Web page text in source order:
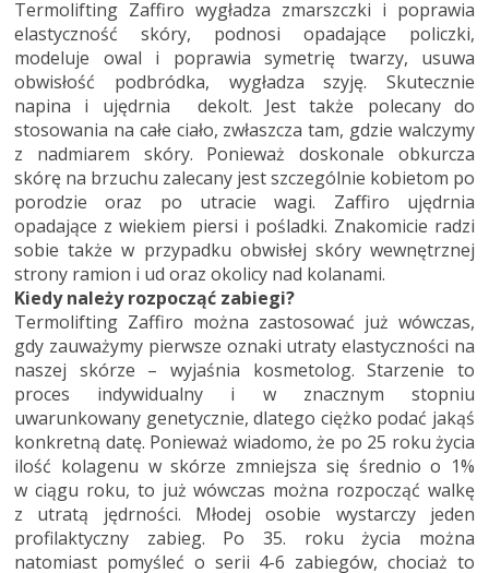
Termolifting Zaffiro wygładza zmarszczki i poprawia
elastyczność skóry, podnosi opadające policzki,
modeluje owal i poprawia symetrię twarzy, usuwa
obwisłość podbródka, wygładza szyję. Skutecznie
napina i ujędrnia dekolt. Jest także polecany do
stosowania na całe ciało, zwłaszcza tam, gdzie walczymy
z nadmiarem skóry. Ponieważ doskonale obkurcza
skórę na brzuchu zalecany jest szczególnie kobietom po
porodzie oraz po utracie wagi. Zaffiro ujędrnia
opadające z wiekiem piersi i pośladki. Znakomicie radzi
sobie także w przypadku obwisłej skóry wewnętrznej
strony ramion i ud oraz okolicy nad kolanami.
Kiedy należy rozpocząć zabiegi?
Termolifting Zaffiro można zastosować już wówczas,
gdy zauważymy pierwsze oznaki utraty elastyczności na
naszej skórze – wyjaśnia kosmetolog. Starzenie to
proces indywidualny i w znacznym stopniu
uwarunkowany genetycznie, dlatego ciężko podać jakąś
konkretną datę. Ponieważ wiadomo, że po 25 roku życia
ilość kolagenu w skórze zmniejsza się średnio o 1%
w ciągu roku, to już wówczas można rozpocząć walkę
z utratą jędrności. Młodej osobie wystarczy jeden
profilaktyczny zabieg. Po 35. roku życia można
natomiast pomyśleć o serii 4-6 zabiegów, chociaż to